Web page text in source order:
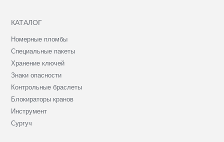
КАТАЛОГ
Номерные пломбы
Специальные пакеты
Хранение ключей
Знаки опасности
Контрольные браслеты
Блокираторы кранов
Инструмент
Сургуч